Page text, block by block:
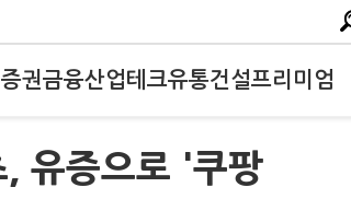
증권금융산업테크유통건설프리미엄
, 유증으로 '쿠팡